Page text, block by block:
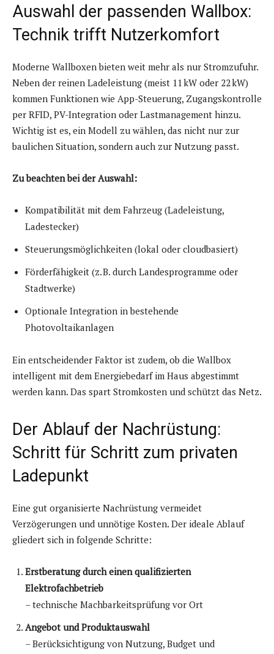
Auswahl der passenden Wallbox:
Technik trifft Nutzerkomfort
Moderne Wallboxen bieten weit mehr als nur Stromzufuhr.
Neben der reinen Ladeleistung (meist 11 kW oder 22 kW)
kommen Funktionen wie App-Steuerung, Zugangskontrolle
per RFID, PV-Integration oder Lastmanagement hinzu.
Wichtig ist es, ein Modell zu wählen, das nicht nur zur
baulichen Situation, sondern auch zur Nutzung passt.
Zu beachten bei der Auswahl:
Kompatibilität mit dem Fahrzeug (Ladeleistung,
Ladestecker)
Steuerungsmöglichkeiten (lokal oder cloudbasiert)
Förderfähigkeit (z. B. durch Landesprogramme oder
Stadtwerke)
Optionale Integration in bestehende
Photovoltaikanlagen
Ein entscheidender Faktor ist zudem, ob die Wallbox
intelligent mit dem Energiebedarf im Haus abgestimmt
werden kann. Das spart Stromkosten und schützt das Netz.
Der Ablauf der Nachrüstung:
Schritt für Schritt zum privaten
Ladepunkt
Eine gut organisierte Nachrüstung vermeidet
Verzögerungen und unnötige Kosten. Der ideale Ablauf
gliedert sich in folgende Schritte:
Erstberatung durch einen qualifizierten
Elektrofachbetrieb
– technische Machbarkeitsprüfung vor Ort
Angebot und Produktauswahl
– Berücksichtigung von Nutzung, Budget und